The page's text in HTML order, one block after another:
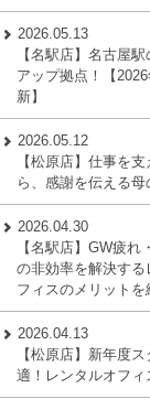
2026.05.13
【名駅店】名古屋
アップ拠点！【
新】
2026.05.12
【松原店】仕事を
ら、感謝を伝える母
2026.04.30
【名駅店】GW疲れ
の非効率を解決する
フィスのメリットを
2026.04.13
【松原店】新年度
適！レンタルオフィ